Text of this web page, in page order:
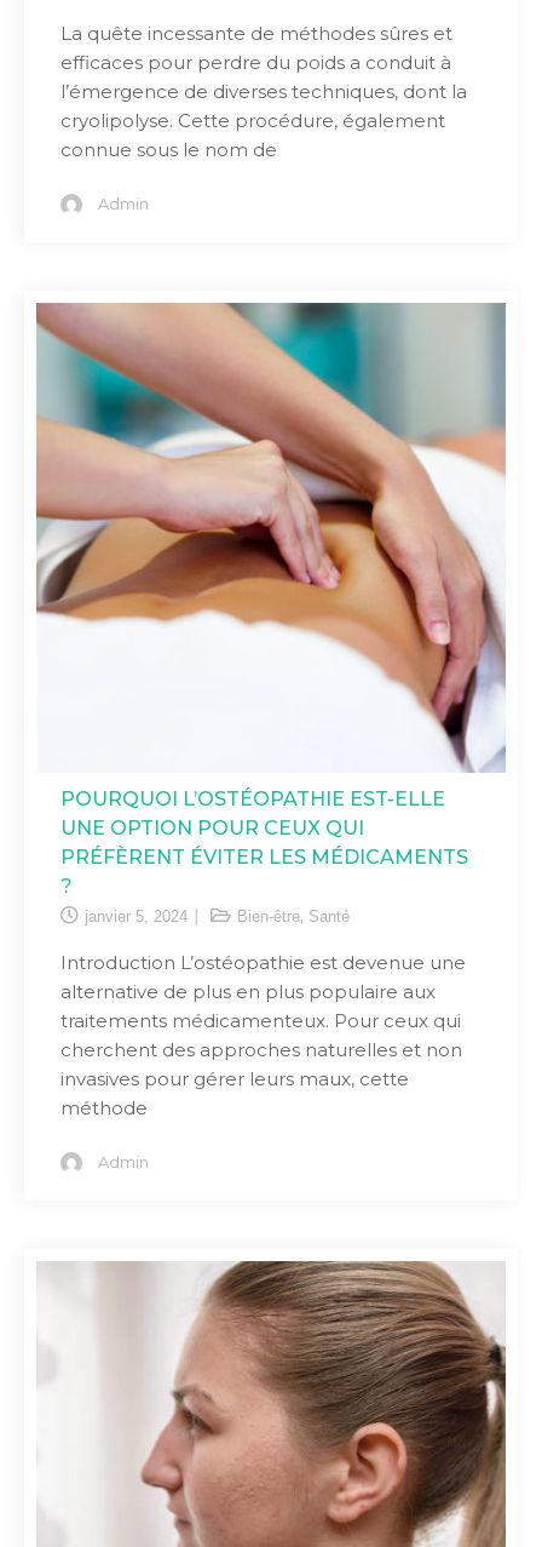
La quête incessante de méthodes sûres et
efficaces pour perdre du poids a conduit à
l’émergence de diverses techniques, dont la
cryolipolyse. Cette procédure, également
connue sous le nom de
Admin
POURQUOI L’OSTÉOPATHIE EST-ELLE
UNE OPTION POUR CEUX QUI
PRÉFÈRENT ÉVITER LES MÉDICAMENTS
?
janvier 5, 2024 Bien-être, Santé
Introduction L’ostéopathie est devenue une
alternative de plus en plus populaire aux
traitements médicamenteux. Pour ceux qui
cherchent des approches naturelles et non
invasives pour gérer leurs maux, cette
méthode
Admin